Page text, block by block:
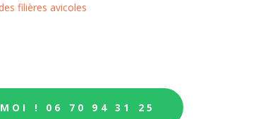
filières avicoles
MOI ! 06 70 94 31 25